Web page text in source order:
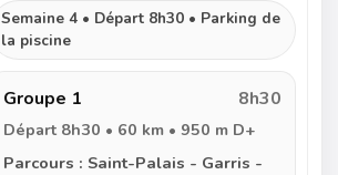
Semaine 4 • Départ 8h30 • Parking de
la piscine
Groupe 1 8h30
Départ 8h30 • 60 km • 950 m D+
Parcours :